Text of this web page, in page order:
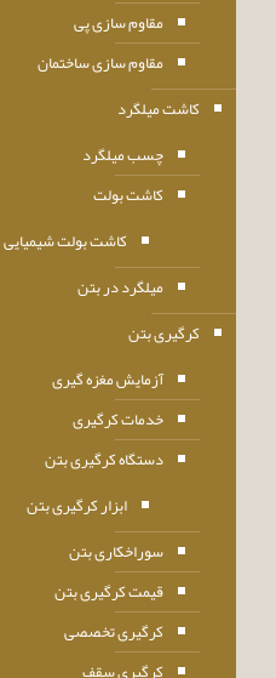
مقاوم سازی پی
مقاوم سازی ساختمان
کاشت میلگرد
چسب میلگرد
کاشت بولت
کاشت بولت شیمیایی
میلگرد در بتن
کرگیری بتن
آزمایش مغزه گیری
خدمات کرگیری
دستگاه کرگیری بتن
ابزار کرگیری بتن
سوراخکاری بتن
قیمت کرگیری بتن
کرگیری تخصصی
کرگیری سقف